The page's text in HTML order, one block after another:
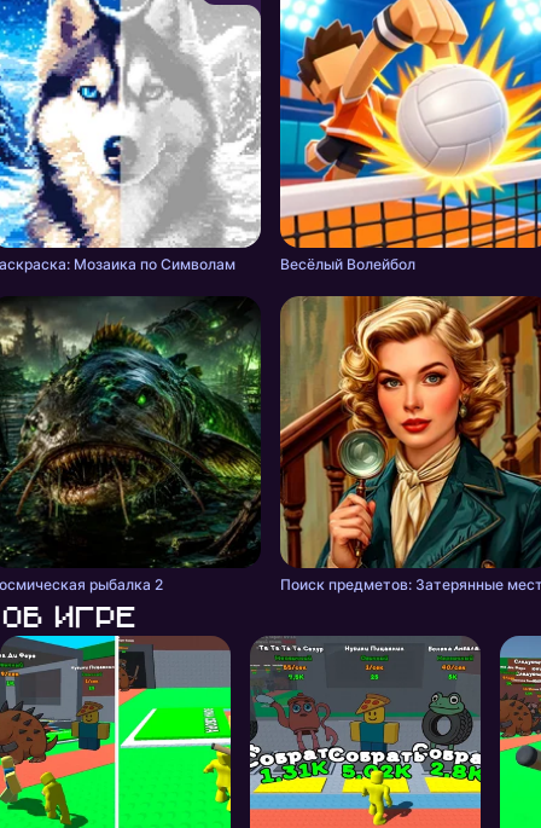
Мозаика по Символам Весёлый Волейбол
рыбалка 2 Поиск предметов: Затерянные
Об игре